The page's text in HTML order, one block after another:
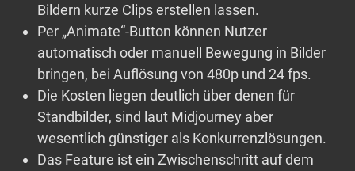
Bildern kurze Clips erstellen lassen.
Per „Animate“-Button können Nutzer
automatisch oder manuell Bewegung in Bilder
bringen, bei Auflösung von 480p und 24 fps.
Die Kosten liegen deutlich über denen für
Standbilder, sind laut Midjourney aber
wesentlich günstiger als Konkurrenzlösungen.
Das Feature ist ein Zwischenschritt auf dem